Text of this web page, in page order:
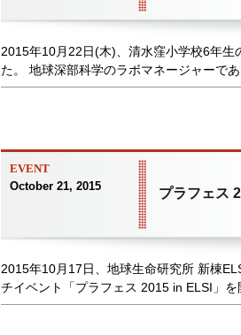
2015年10月22日(木)、清水窪小学校6年
た。 地球深部科学のラボマネージャーで
EVENT
October 21, 2015
プラフェス
2015年10月17日、地球生命研究所 新棟
チイベント「プラフェス 2015 in ELSI」を